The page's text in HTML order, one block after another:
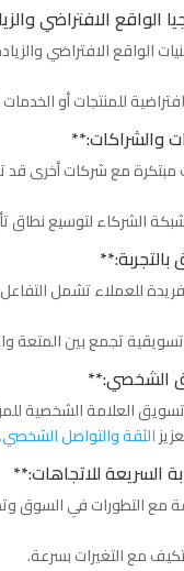
الواقع الافتراضي
للمنتجات أو الخدمات
مبتكرة مع شركات أخرى قد
الشركاء لتوسيع نطاق
للعملاء تشمل
تسويقية تجمع بين المتعة
العلامة الشخصية
الثقة والتواصل الشخصي.
مع التطورات في السوق
مع التغيرات بسرعة.